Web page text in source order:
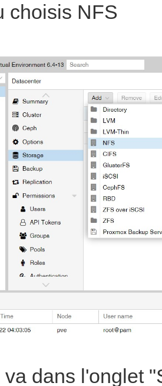
choisis NFS
va dans l'onglet